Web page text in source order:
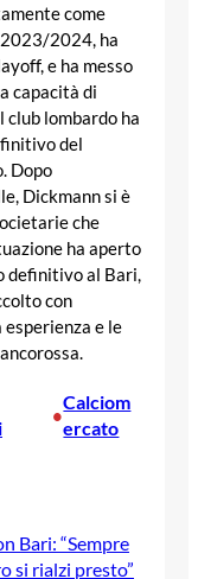
come
2024, ha
e ha messo
capacità di
club lombardo ha
del
Dopo
Dickmann si è
che
ha aperto
definitivo al Bari,
con
e le
•
Calciom
ercato
Bari: “Sempre
si rialzi presto”